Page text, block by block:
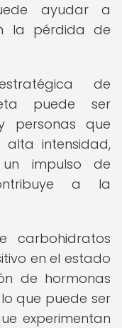
ayudar a
la pérdida de
de
puede ser
personas que
alta intensidad,
impulso de
a la
carbohidratos
en el estado
de hormonas
que puede ser
experimentan